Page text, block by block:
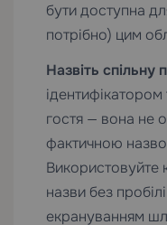
бути доступна
потрібно) цим
Назвіть спільну
гостя — вона не
фактичною
Використовуйте
назви без
екрануванням